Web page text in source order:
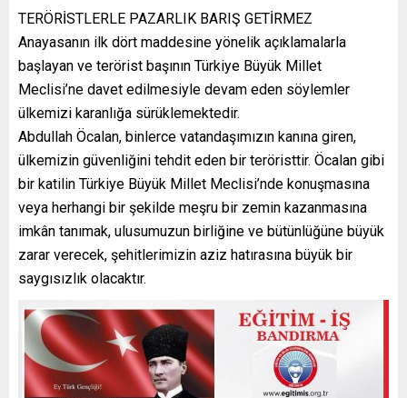
TERÖRİSTLERLE PAZARLIK BARIŞ GETİRMEZ
Anayasanın ilk dört maddesine yönelik açıklamalarla
başlayan ve terörist başının Türkiye Büyük Millet
Meclisi’ne davet edilmesiyle devam eden söylemler
ülkemizi karanlığa sürüklemektedir.
Abdullah Öcalan, binlerce vatandaşımızın kanına giren,
ülkemizin güvenliğini tehdit eden bir teröristtir. Öcalan gibi
bir katilin Türkiye Büyük Millet Meclisi’nde konuşmasına
veya herhangi bir şekilde meşru bir zemin kazanmasına
imkân tanımak, ulusumuzun birliğine ve bütünlüğüne büyük
zarar verecek, şehitlerimizin aziz hatırasına büyük bir
saygısızlık olacaktır.